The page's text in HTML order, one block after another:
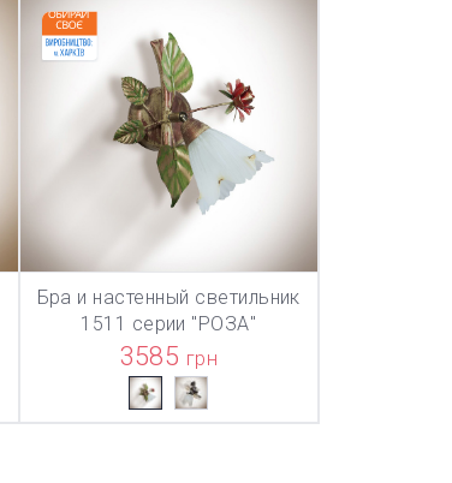
ДОБАВЛЕН В КОРЗИНУ
ТОВАР ДОБАВЛЕН В КОРЗИНУ
В КОРЗИНУ
Бра и настенный светильник
1511 серии "РОЗА"
3585 грн